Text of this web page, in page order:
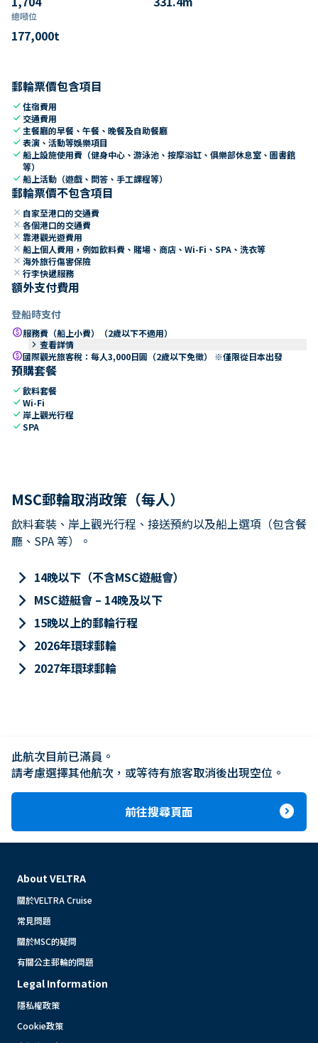
總噸位
177,000t
郵輪票價包含項目
check住宿費用
check 交通費用
check 主餐廳的早餐、午餐、晚餐及自助餐廳
check表演、活動等娛樂項目
check船上設施使用費（健身中心、游泳池、按摩浴缸、俱樂部休息室、圖書館
等）
check船上活動（遊戲、問答、手工課程等）
郵輪票價不包含項目
close 自家至港口的交通費
close 各個港口的交通費
close 靠港觀光遊費用
close 船上個人費用，例如飲料費、賭場、商店、Wi-Fi、SPA、洗衣等
close 海外旅行傷害保險
close 行李快遞服務
額外支付費用
登船時支付
paid服務費（船上小費）（2歲以下不適用）
keyboard_arrow_right 查看詳情
paid國際觀光旅客稅：每人3,000日圓（2歲以下免徵） ※僅限從日本出發
預購套餐
check飲料套餐
checkWi-Fi
check 岸上觀光行程
checkSPA
MSC郵輪取消政策（每人）
飲料套裝、岸上觀光行程、接送預約以及船上選項（包含餐
廳、SPA 等）。
keyboard_arrow_right 14晚以下（不含MSC遊艇會）
keyboard_arrow_right MSC遊艇會 – 14晚及以下
keyboard_arrow_right 15晚以上的郵輪行程
keyboard_arrow_right 2026年環球郵輪
keyboard_arrow_right 2027年環球郵輪
此航次目前已滿員。
請考慮選擇其他航次，或等待有旅客取消後出現空位。
前往搜尋頁面 expand_circle_right
About VELTRA
關於VELTRA Cruise
常見問題
關於MSC的疑問
有關公主郵輪的問題
Legal Information
隱私權政策
Cookie政策